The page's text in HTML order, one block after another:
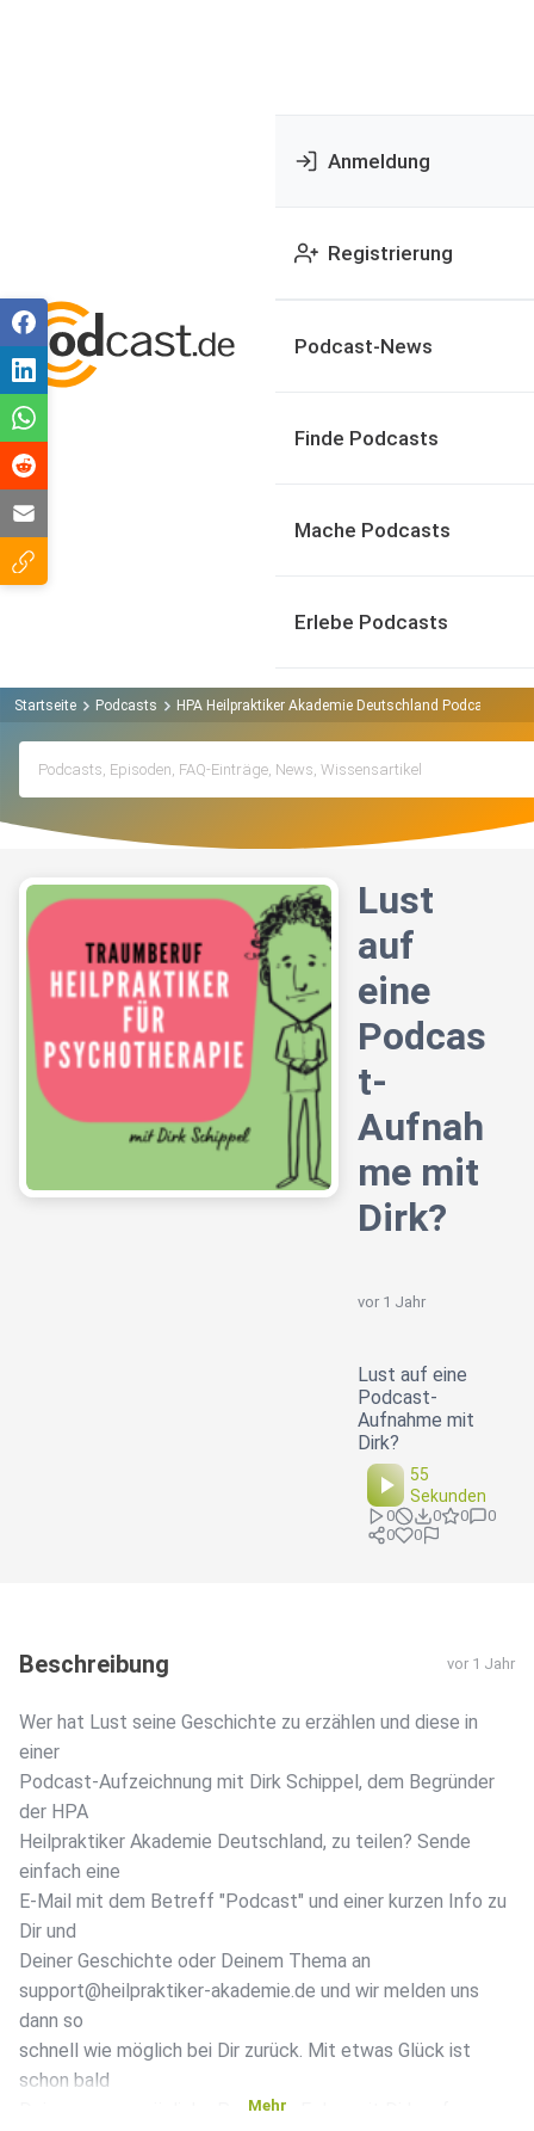
Anmeldung
Registrierung
Podcast-News
Finde Podcasts
Mache Podcasts
Erlebe Podcasts
Startseite Podcasts HPA Heilpraktiker Akademie Deutschland Podcast
Lust
auf
eine
Podcas
t-
Aufnah
me mit
Dirk?
vor 1 Jahr
Lust auf eine
Podcast-
Aufnahme mit
Dirk?
55
Sekunden
0 0 0
0
0
0
Beschreibung vor 1 Jahr
Wer hat Lust seine Geschichte zu erzählen und diese in
einer
Podcast-Aufzeichnung mit Dirk Schippel, dem Begründer
der HPA
Heilpraktiker Akademie Deutschland, zu teilen? Sende
einfach eine
E-Mail mit dem Betreff "Podcast" und einer kurzen Info zu
Dir und
Deiner Geschichte oder Deinem Thema an
support@heilpraktiker-akademie.de und wir melden uns
dann so
schnell wie möglich bei Dir zurück. Mit etwas Glück ist
schon bald
Deine ganz persönliche Podcast.-Folge mit Dirk auf
Mehr